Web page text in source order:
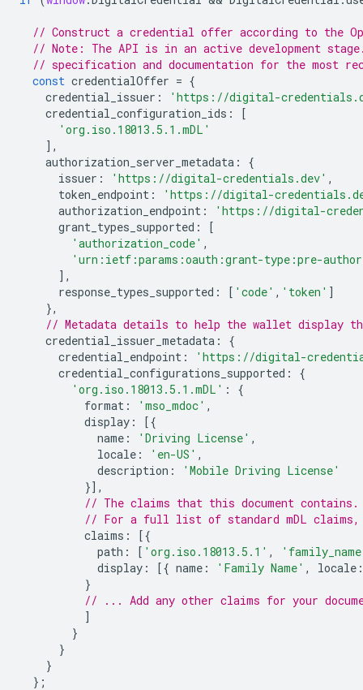
// Construct a credential offer according to the
// Note: The API is in an active development
// specification and documentation for the most
const credentialOffer = {
credential_issuer :
'https://digital-
credential_configuration_ids :
[
'org.iso.18013.5.1.mDL'
],
authorization_server_metadata :
{
issuer : 'https://digital-credentials.dev' ,
token_endpoint :
'https://digital-
authorization_endpoint :
'https://digital-
grant_types_supported :
[
'authorization_code' ,
'urn:ietf:params:oauth:grant-type:pre-
],
response_types_supported : [ 'code' , 'token' ]
},
// Metadata details to help the wallet display
credential_issuer_metadata :
{
credential_endpoint :
'https://digital-
credential_configurations_supported :
{
'org.iso.18013.5.1.mDL' :
{
format : 'mso_mdoc' ,
display :
[{
name : 'Driving License' ,
locale : 'en-US' ,
description :
'Mobile Driving License'
}],
// The claims that this document contains.
// For a full list of standard mDL claims,
claims :
[{
path : [ 'org.iso.18013.5.1' ,
display : [{ name : 'Family Name' , locale :
}
// ... Add any other claims for your
]
}
}
}
};